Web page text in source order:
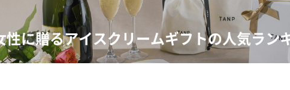
性に贈るアイスクリームギフトの人気ラン